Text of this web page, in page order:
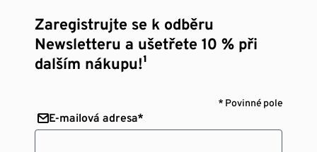
Zaregistrujte se k odběru
Newsletteru a ušetřete 10 % při
dalším nákupu!¹
* Povinné pole
E-mailová adresa*